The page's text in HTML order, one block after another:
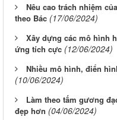
Nêu cao trách nhiệm
theo Bác (17/06/2024)
Xây dựng các mô hình
ứng tích cực (12/06/2024)
Nhiều mô hình, điển
(10/06/2024)
Làm theo tấm gương
đẹp hơn (04/06/2024)